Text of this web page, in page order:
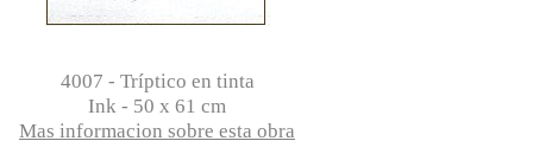
4007 - Tríptico en tinta
Ink - 50 x 61 cm
Mas informacion sobre esta obra